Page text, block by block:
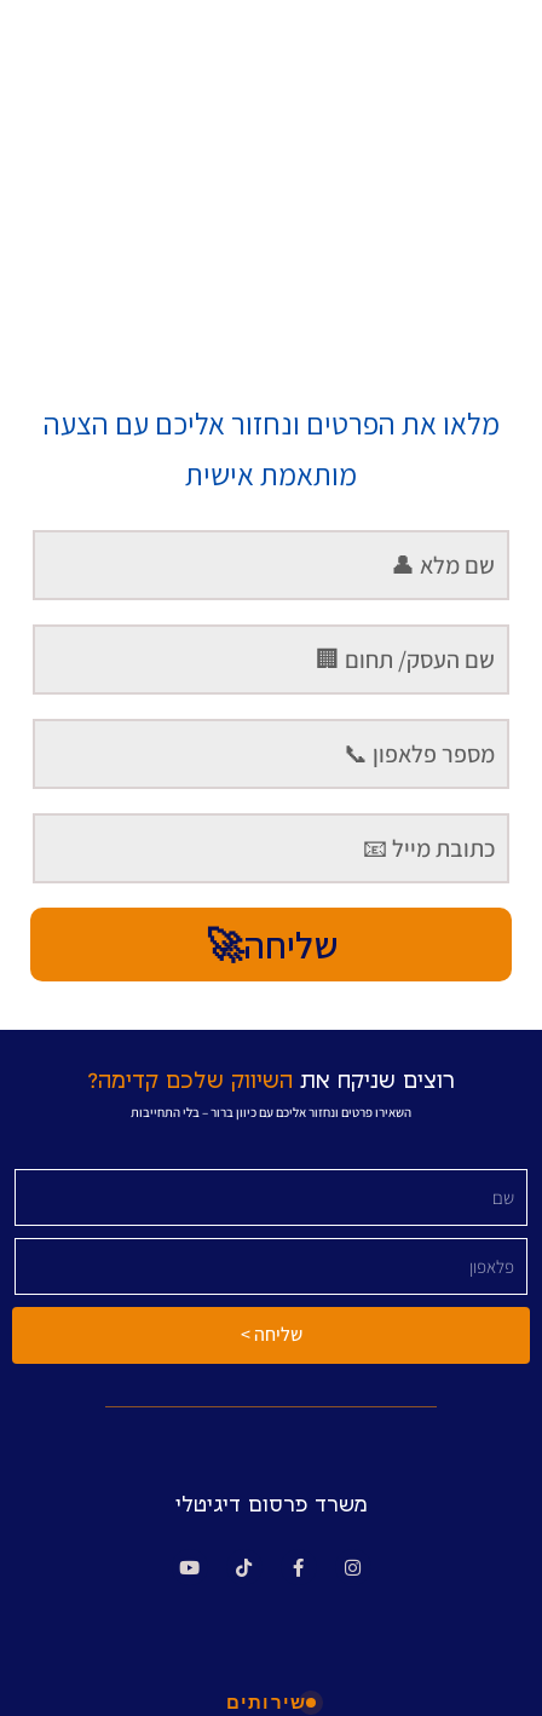
מלאו את הפרטים ונחזור אליכם עם הצעה
מותאמת אישית
שליחה🚀
רוצים שניקח את השיווק שלכם קדימה?
השאירו פרטים ונחזור אליכם עם כיוון ברור – בלי התחייבות
שליחה >
משרד פרסום דיגיטלי
שירותים